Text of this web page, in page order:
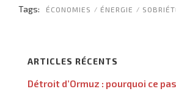
Tags: ÉCONOMIES ÉNERGIE
ARTICLES RÉCENTS
Détroit d’Ormuz : pourquoi ce